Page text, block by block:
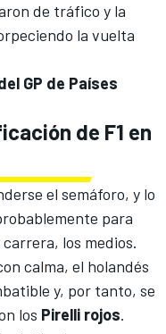
de tráfico y la
la vuelta
GP de Países
de F1 en
el semáforo, y lo
para
los medios.
calma, el holandés
y, por tanto, se
los Pirelli rojos.